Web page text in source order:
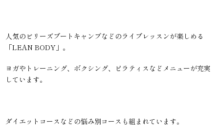
人気のビリーズブートキャンプなどのライブレッスンが楽しめる
「LEAN BODY」。
ヨガやトレーニング、ボクシング、ピラティスなどメニューが充実
しています。
ダイエットコースなどの悩み別コースも組まれています。